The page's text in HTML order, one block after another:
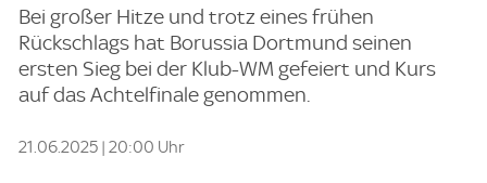
Bei großer Hitze und trotz eines frühen
Rückschlags hat Borussia Dortmund seinen
ersten Sieg bei der Klub-WM gefeiert und Kurs
auf das Achtelfinale genommen.
21.06.2025 | 20:00 Uhr